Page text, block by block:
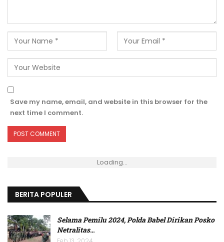
Save my name, email, and website in this browser for the
next time I comment.
Loading...
BERITA POPULER
Selama Pemilu 2024, Polda Babel Dirikan Posko
Netralitas…